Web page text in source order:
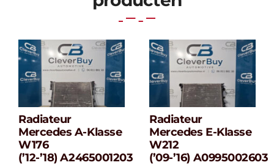
Radiateur
Mercedes A-
klasse W176
Radiateur
Mercedes A-Klasse
W176
(’12-’18) A2465001203
Radiateur
Mercedes E-
klasse W212
Radiateur
Mercedes E-Klasse
W212
(’09-’16) A0995002603